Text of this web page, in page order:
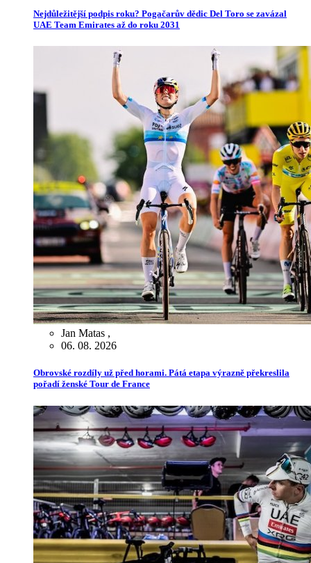
Nejdůležitější podpis roku? Pogačarův dědic Del Toro se zavázal
UAE Team Emirates až do roku 2031
Jan Matas ,
06. 08. 2026
Obrovské rozdíly už před horami. Pátá etapa výrazně překreslila
pořadí ženské Tour de France